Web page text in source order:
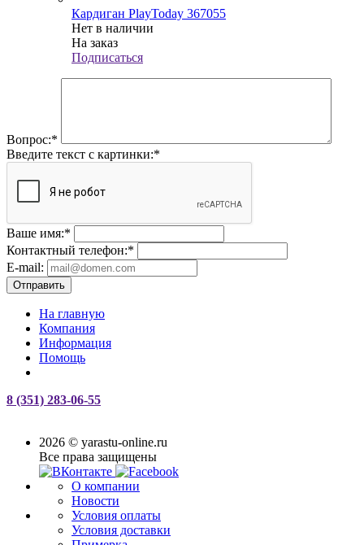
Кардиган PlayToday 367055
Нет в наличии
На заказ
Подписаться
Вопрос:*
Введите текст с картинки:*
Ваше имя:*
Контактный телефон:*
E-mail:
Отправить
На главную
Компания
Информация
Помощь
8 (351) 283-06-55
2026 © yarastu-online.ru
Все права защищены
О компании
Новости
Условия оплаты
Условия доставки